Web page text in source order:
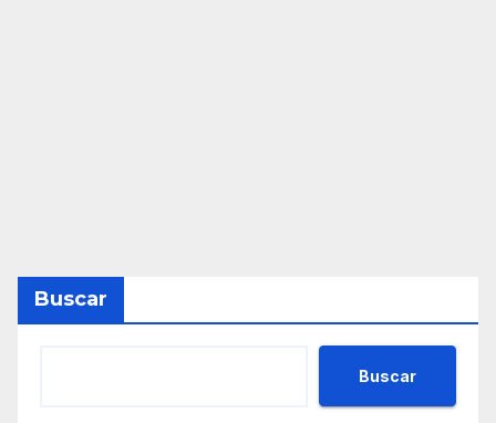
Buscar
Buscar